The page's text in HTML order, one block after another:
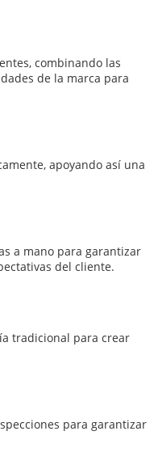
combinando las
de la marca para
apoyando así una
a mano para garantizar
del cliente.
tradicional para crear
para garantizar